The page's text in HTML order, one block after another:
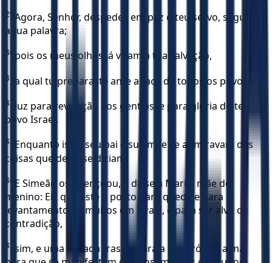
29 Agora, Senhor, despedes em paz o teu servo, segundo
a tua palavra;
30 pois os meus olhos já viram a tua salvação,
31 a qual tu preparaste ante a face de todos os povos;
32 luz para revelação aos gentios, e para glória do teu
povo Israel.
33 Enquanto isso, seu pai e sua mãe se admiravam das
coisas que deles se diziam.
34 E Simeão os abençoou, e disse a Maria, mãe do
menino: Eis que este é posto para queda e para
levantamento de muitos em Israel, e para ser alvo de
contradição,
35 sim, e uma espada traspassará a tua própria alma,